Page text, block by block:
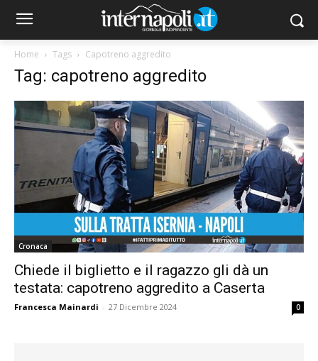
Home Tags Capotreno aggredito
Tag: capotreno aggredito
Cronaca
Chiede il biglietto e il ragazzo gli dà un
testata: capotreno aggredito a Caserta
Francesca Mainardi - 27 Dicembre 2024 0